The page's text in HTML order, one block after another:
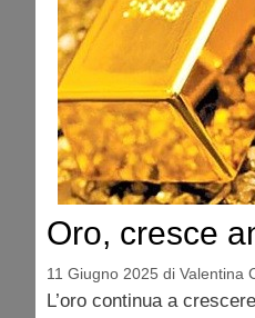
Oro, cresce
11 Giugno 2025 di Valentina
L’oro continua a